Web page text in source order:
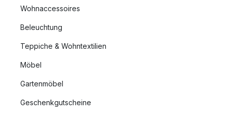
Wohnaccessoires
Beleuchtung
Teppiche & Wohntextilien
Möbel
Gartenmöbel
Geschenkgutscheine